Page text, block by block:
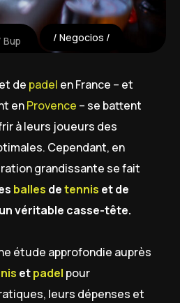
Bup Negocios
et de padel en France – et
enProvence – se battent
à leurs joueurs des
Cependant, en
grandissante se fait
balles detennis et de
véritable casse-tête.
étude approfondie auprès
etpadel pour
leurs dépenses et